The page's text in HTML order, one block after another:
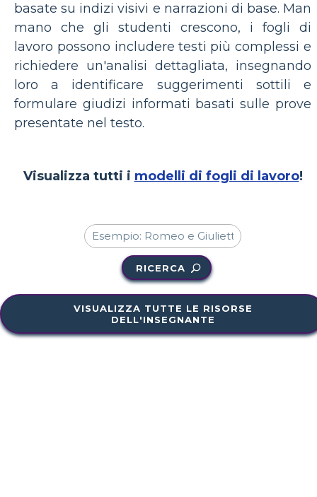
basate su indizi visivi e narrazioni di base. Man
mano che gli studenti crescono, i fogli di
lavoro possono includere testi più complessi e
richiedere un'analisi dettagliata, insegnando
loro a identificare suggerimenti sottili e
formulare giudizi informati basati sulle prove
presentate nel testo.
Visualizza tutti i modelli di fogli di lavoro!
RICERCA
VISUALIZZA TUTTE LE RISORSE
DELL'INSEGNANTE